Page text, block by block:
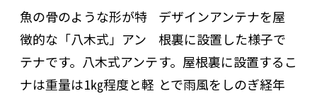
魚の骨のような形が特
徴的な「八木式」アン
テナです。八木式アンテ
ナは重量は1㎏程度と軽
デザインアンテナを屋
根裏に設置した様子で
す。屋根裏に設置するこ
とで雨風をしのぎ経年